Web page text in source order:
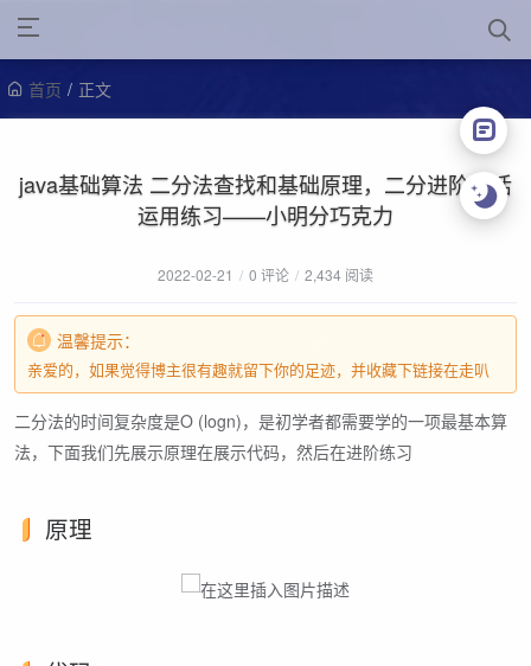
首页 / 正文
java基础算法 二分法查找和基础原理，二分进阶灵活
运用练习——小明分巧克力
2022-02-21 / 0 评论 / 2,434 阅读
温馨提示：
亲爱的，如果觉得博主很有趣就留下你的足迹，并收藏下链接在走叭
二分法的时间复杂度是O (logn)，是初学者都需要学的一项最基本算
法，下面我们先展示原理在展示代码，然后在进阶练习
原理